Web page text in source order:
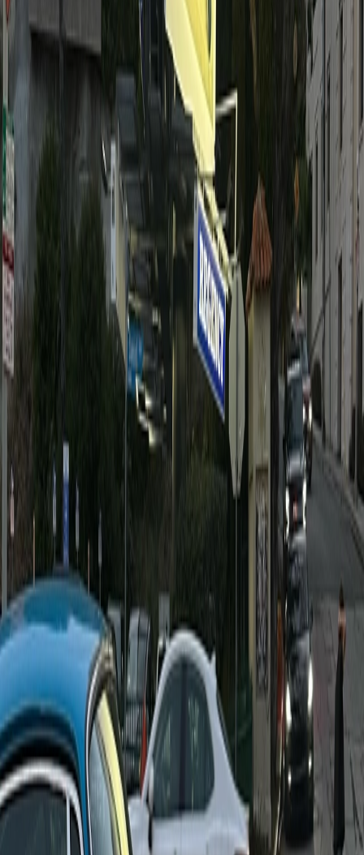
om klantrelaties te onderhouden en
herhaalaankopen te stimuleren.
Sociale media marketing:
Het gebruik van
platforms zoals Facebook, Instagram en
) om je producten te promoten en
in contact te komen met je doelgroep.
Sociale media bieden de mogelijkheid om
een gemeenschap rond je merk te creëren
en direct met klanten te communiceren.
Contentmarketing:
Het creëren en delen
van waardevolle content, zoals blogposts,
video's en infographics, om je publiek te
informeren en te betrekken.
Contentmarketing helpt bij het opbouwen
van merk autoriteit en het aantrekken van
organisch verkeer naar je website.
Het belang van analytics
Het gebruik van analytics is cruciaal voor het
succes van e-commerce marketing. Door gegevens
te verzamelen en te analyseren, kun je inzicht
krijgen in klantgedrag, de effectiviteit van je
marketing campagnes meten en strategische
beslissingen nemen om je ROI te maximaliseren.
Jouw weg naar online succes
E-commerce marketing is een dynamisch en
voortdurend evoluerend vakgebied dat belangrijk is
voor het succes van online bedrijven. Door het
implementeren van een goed doordachte
marketingstrategie en het gebruik van
geavanceerde tools en technieken, kunnen